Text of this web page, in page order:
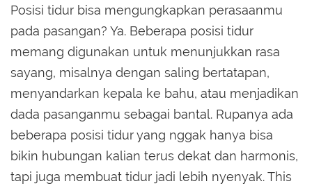
Posisi tidur bisa mengungkapkan perasaanmu
pada pasangan? Ya. Beberapa posisi tidur
memang digunakan untuk menunjukkan rasa
sayang, misalnya dengan saling bertatapan,
menyandarkan kepala ke bahu, atau menjadikan
dada pasanganmu sebagai bantal. Rupanya ada
beberapa posisi tidur yang nggak hanya bisa
bikin hubungan kalian terus dekat dan harmonis,
tapi juga membuat tidur jadi lebih nyenyak. This